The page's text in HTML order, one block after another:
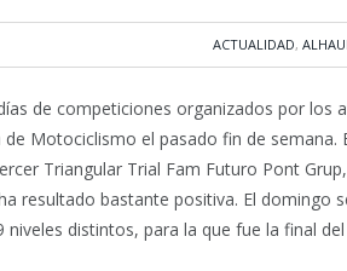
ACTUALIDAD,
de competiciones organizados por los
Motociclismo el pasado fin de semana.
Triangular Trial Fam Futuro Pont
resultado bastante positiva. El domingo
distintos, para la que fue la final